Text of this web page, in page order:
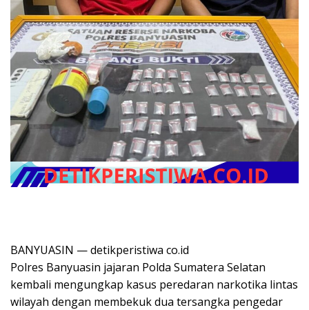
BANYUASIN — detikperistiwa co.id
Polres Banyuasin jajaran Polda Sumatera Selatan
kembali mengungkap kasus peredaran narkotika lintas
wilayah dengan membekuk dua tersangka pengedar